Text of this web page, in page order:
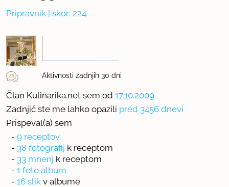
Pripravnik | skor: 224
Aktivnosti zadnjih 30 dni
Član Kulinarika.net sem od 17.10.2009
Zadnjič ste me lahko opazili pred 3456 dnevi
Prispeval(a) sem
- 9 receptov
- 38 fotografij k receptom
- 33 mnenj k receptom
- 1 foto album
- 16 slik v albume